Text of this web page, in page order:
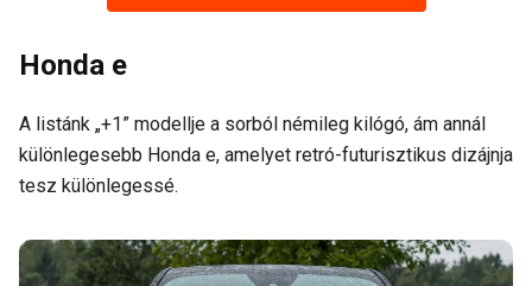
Honda e
A listánk „+1” modellje a sorból némileg kilógó, ám annál
különlegesebb Honda e, amelyet retró-futurisztikus dizájnja
tesz különlegessé.